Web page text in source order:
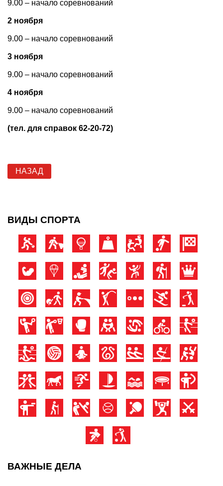
9.00 – начало соревнований
2 ноября
9.00 – начало соревнований
3 ноября
9.00 – начало соревнований
4 ноября
9.00 – начало соревнований
(тел. для справок 62-20-72)
НАЗАД
ВИДЫ СПОРТА
ВАЖНЫЕ ДЕЛА